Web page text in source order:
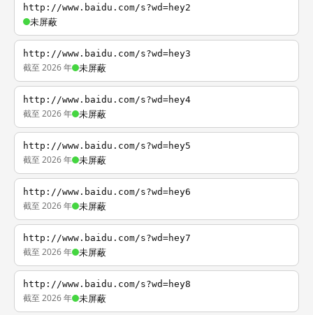
http://www.baidu.com/s?wd=hey2
未屏蔽
http://www.baidu.com/s?wd=hey3
截至 2026 年 未屏蔽
http://www.baidu.com/s?wd=hey4
截至 2026 年 未屏蔽
http://www.baidu.com/s?wd=hey5
截至 2026 年 未屏蔽
http://www.baidu.com/s?wd=hey6
截至 2026 年 未屏蔽
http://www.baidu.com/s?wd=hey7
截至 2026 年 未屏蔽
http://www.baidu.com/s?wd=hey8
截至 2026 年 未屏蔽